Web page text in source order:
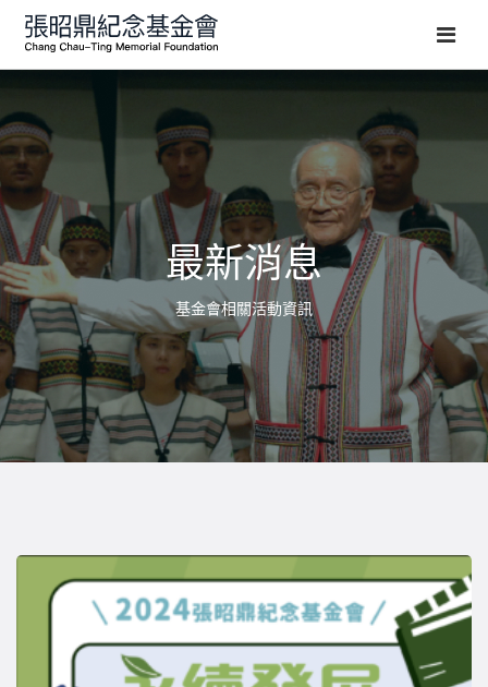
最新消息
基金會相關活動資訊